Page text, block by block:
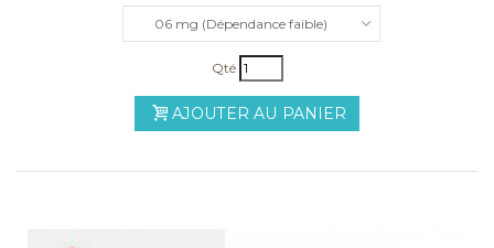
06 mg (Dépendance faible)
Qté
AJOUTER AU PANIER